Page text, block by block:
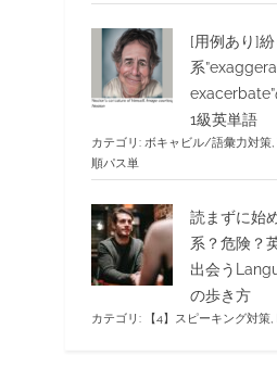
[用例あり]
系
1級英単語
カテゴリ: ボキャビル/語彙力対策
順パス単
読まずに始
系？危険？
出会う
の歩き方
カテゴリ: 【4】スピーキング対策,